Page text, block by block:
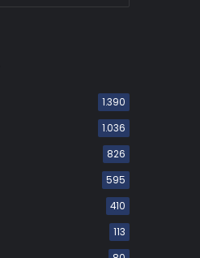
1.390
1.036
826
595
410
113